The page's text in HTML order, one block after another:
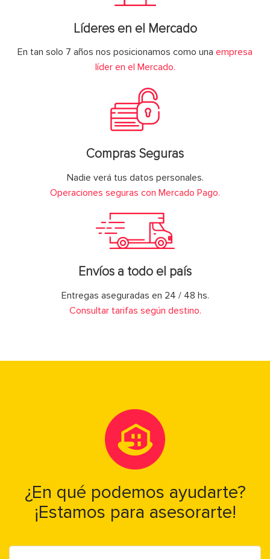
Líderes en el Mercado
En tan solo 7 años nos posicionamos como una empresa
líder en el Mercado.
Compras Seguras
Nadie verá tus datos personales.
Operaciones seguras con Mercado Pago.
Envíos a todo el país
Entregas aseguradas en 24 / 48 hs.
Consultar tarifas según destino.
¿En qué podemos ayudarte?
¡Estamos para asesorarte!